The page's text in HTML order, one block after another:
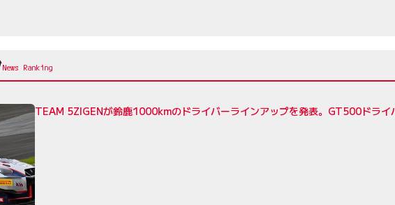
TEAM 5ZIGENが鈴鹿1000kmのドライバーラインアップを発表。GT500ドライ